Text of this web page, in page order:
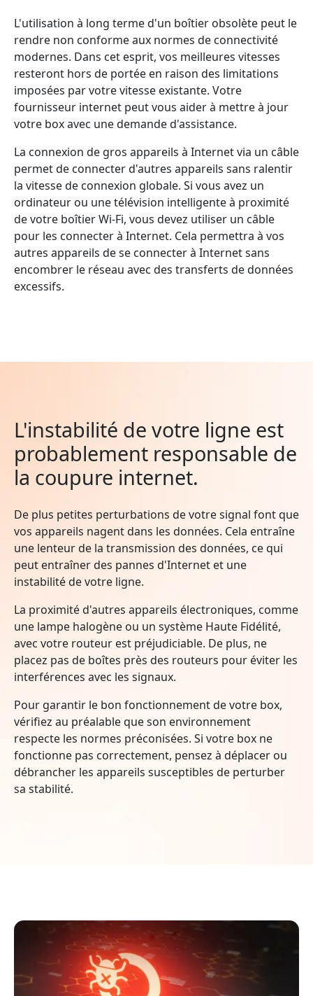
L'utilisation à long terme d'un boîtier obsolète peut le
rendre non conforme aux normes de connectivité
modernes. Dans cet esprit, vos meilleures vitesses
resteront hors de portée en raison des limitations
imposées par votre vitesse existante. Votre
fournisseur internet peut vous aider à mettre à jour
votre box avec une demande d'assistance.
La connexion de gros appareils à Internet via un câble
permet de connecter d'autres appareils sans ralentir
la vitesse de connexion globale. Si vous avez un
ordinateur ou une télévision intelligente à proximité
de votre boîtier Wi-Fi, vous devez utiliser un câble
pour les connecter à Internet. Cela permettra à vos
autres appareils de se connecter à Internet sans
encombrer le réseau avec des transferts de données
excessifs.
L'instabilité de votre ligne est
probablement responsable de
la coupure internet.
De plus petites perturbations de votre signal font que
vos appareils nagent dans les données. Cela entraîne
une lenteur de la transmission des données, ce qui
peut entraîner des pannes d'Internet et une
instabilité de votre ligne.
La proximité d'autres appareils électroniques, comme
une lampe halogène ou un système Haute Fidélité,
avec votre routeur est préjudiciable. De plus, ne
placez pas de boîtes près des routeurs pour éviter les
interférences avec les signaux.
Pour garantir le bon fonctionnement de votre box,
vérifiez au préalable que son environnement
respecte les normes préconisées. Si votre box ne
fonctionne pas correctement, pensez à déplacer ou
débrancher les appareils susceptibles de perturber
sa stabilité.